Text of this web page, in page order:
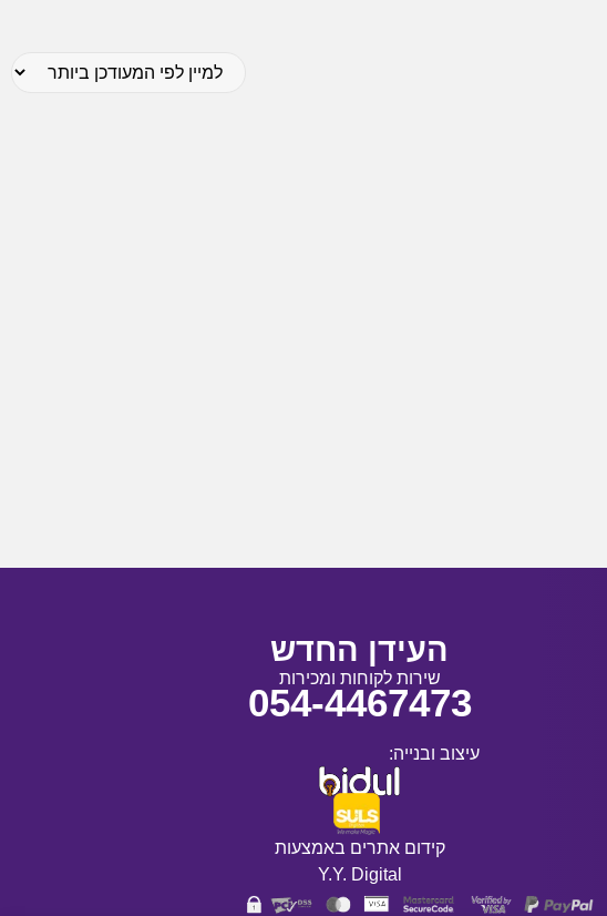
העידן החדש
שירות לקוחות ומכירות
054-4467473
עיצוב ובנייה:
קידום אתרים באמצעות
Y.Y. Digital